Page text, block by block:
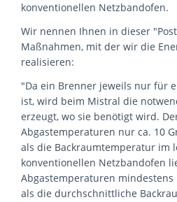
konventionellen Netzbandofen.
Wir nennen Ihnen in dieser
Maßnahmen, mit der wir die
realisieren:
"Da ein Brenner jeweils nur für
ist, wird beim Mistral die
erzeugt, wo sie benötigt wird.
Abgastemperaturen nur ca. 10
als die Backraumtemperatur im
konventionellen Netzbandofen
Abgastemperaturen mindestens
als die durchschnittliche